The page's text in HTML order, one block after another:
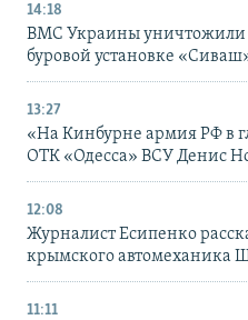
14:18
ВМС Украины уничтожили
буровой установке
13:27
«На Кинбурне армия РФ в
ОТК «Одесса» ВСУ Денис
12:08
Журналист Есипенко
крымского автомеханика
11:11